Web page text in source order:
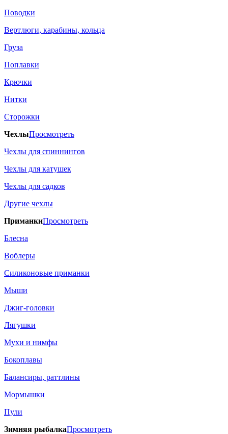
Поводки
Вертлюги, карабины, кольца
Груза
Поплавки
Крючки
Нитки
Сторожки
ЧехлыПросмотреть
Чехлы для спиннингов
Чехлы для катушек
Чехлы для садков
Другие чехлы
ПриманкиПросмотреть
Блесна
Воблеры
Силиконовые приманки
Мыши
Джиг-головки
Лягушки
Мухи и нимфы
Бокоплавы
Балансиры, раттлины
Мормышки
Пули
Зимняя рыбалкаПросмотреть